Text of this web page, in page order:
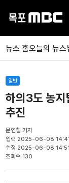
뉴스 홈오늘의 뉴스
일반
하의3도 농지
추진
문연철 기자
입력 2025-06-08
수정 2025-06-08
조회수 130